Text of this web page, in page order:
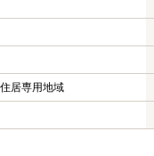
居専用地域